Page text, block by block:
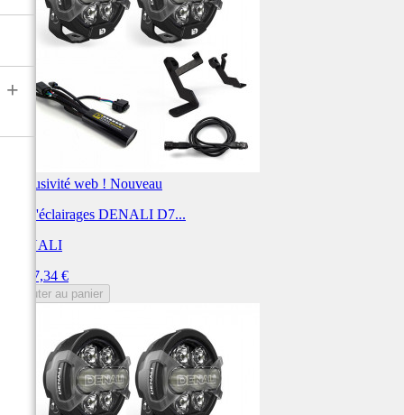
+
Exclusivité web ! Nouveau
Kit d'éclairages DENALI D7...
DENALI
1 587,34 €
Ajouter au panier